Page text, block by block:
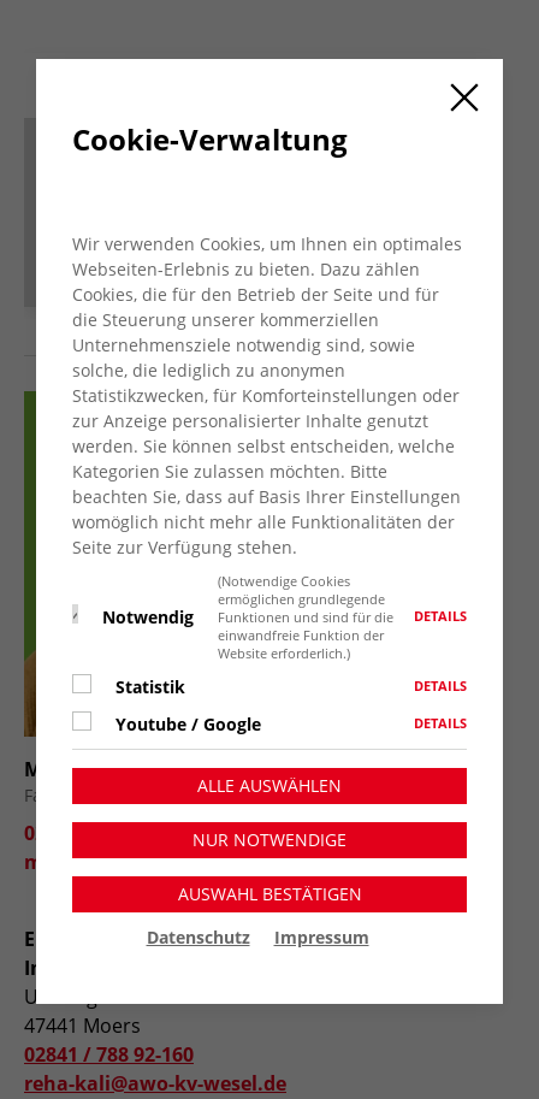
AWO Berufliche Rehabilitation
Michaela Mayboom
Fachbereichsleiterin Gesundheit, Wohnen und Teilhabe
02841 78892-78
mayboom@awo-kv-wesel.de
Einrichtung zur beruflichen Rehabilitation und
Integration – Kamp-Lintfort
Uerdinger Str. 31
47441 Moers
02841 / 788 92-160
reha-kali@awo-kv-wesel.de
Cookie-Verwaltung
Wir verwenden Cookies, um Ihnen ein optimales
Webseiten-Erlebnis zu bieten. Dazu zählen
Cookies, die für den Betrieb der Seite und für
die Steuerung unserer kommerziellen
Unternehmensziele notwendig sind, sowie
solche, die lediglich zu anonymen
Statistikzwecken, für Komforteinstellungen oder
zur Anzeige personalisierter Inhalte genutzt
werden. Sie können selbst entscheiden, welche
Kategorien Sie zulassen möchten. Bitte
beachten Sie, dass auf Basis Ihrer Einstellungen
womöglich nicht mehr alle Funktionalitäten der
Seite zur Verfügung stehen.
Notwendig
(Notwendige Cookies
ermöglichen grundlegende
Funktionen und sind für die
einwandfreie Funktion der
Website erforderlich.)
DETAILS
Statistik DETAILS
Youtube / Google DETAILS
ALLE AUSWÄHLEN
NUR NOTWENDIGE
AUSWAHL BESTÄTIGEN
Datenschutz
Impressum